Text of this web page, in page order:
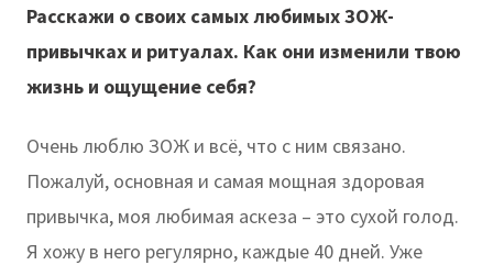
Расскажи о своих самых любимых ЗОЖ-
привычках и ритуалах. Как они изменили твою
жизнь и ощущение себя?
Очень люблю ЗОЖ и всё, что с ним связано.
Пожалуй, основная и самая мощная здоровая
привычка, моя любимая аскеза – это сухой голод.
Я хожу в него регулярно, каждые 40 дней. Уже